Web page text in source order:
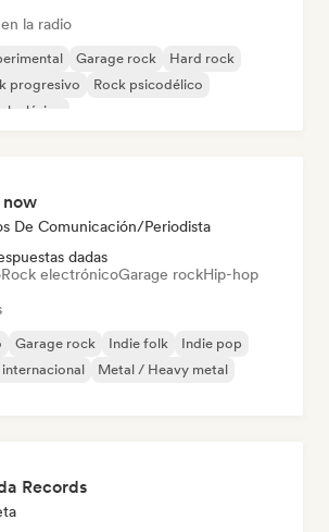
la radio
Garage rock
Hard rock
progresivo
Rock psicodélico
clásico
now
De Comunicación/Periodista
dadas
Rock electrónicoGarage rockHip-hop
Garage rock Indie folk
Indie pop
internacional
Metal / Heavy metal
Records